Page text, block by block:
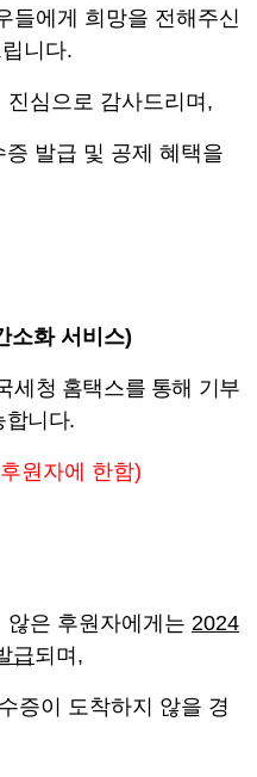
들에게 희망을 전해주신
니다.
심으로 감사드리며 ,
발급 및 공제 혜택을
소화 서비스)
세청 홈택스를 통해 기부
합니다.
원자에 한함)
않은 후원자에게는 2024
급되며 ,
증이 도착하지 않을 경